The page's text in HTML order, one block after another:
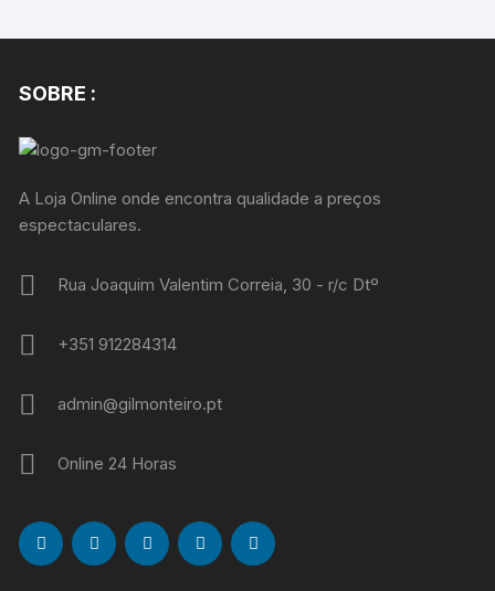
SOBRE :
A Loja Online onde encontra qualidade a preços
espectaculares.
Rua Joaquim Valentim Correia, 30 - r/c Dtº
+351 912284314
admin@gilmonteiro.pt
Online 24 Horas